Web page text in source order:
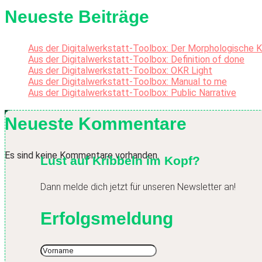
Neueste Beiträge
Aus der Digitalwerkstatt-Toolbox: Der Morphologische
Aus der Digitalwerkstatt-Toolbox: Definition of done
Aus der Digitalwerkstatt-Toolbox: OKR Light
Aus der Digitalwerkstatt-Toolbox: Manual to me
Aus der Digitalwerkstatt-Toolbox: Public Narrative
Neueste Kommentare
Es sind keine Kommentare vorhanden.
Lust auf Kribbeln im Kopf?
Dann melde dich jetzt für unseren Newsletter an!
Erfolgsmeldung